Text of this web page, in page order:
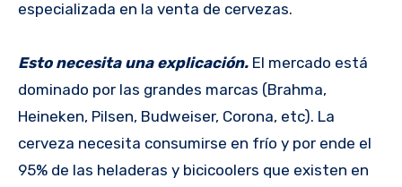
especializada en la venta de cervezas.
Esto necesita una explicación. El mercado está
dominado por las grandes marcas (Brahma,
Heineken, Pilsen, Budweiser, Corona, etc). La
cerveza necesita consumirse en frío y por ende el
95% de las heladeras y bicicoolers que existen en